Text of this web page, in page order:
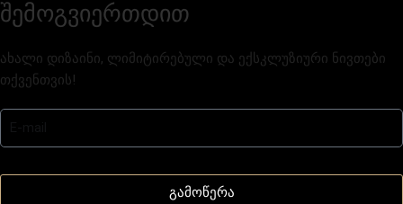
შემოგვიერთდით
ახალი დიზაინი, ლიმიტირებული და ექსკლუზიური ნივთები
თქვენთვის!
გამოწერა